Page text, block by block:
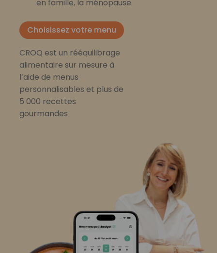
en famille, la ménopause
Choisissez votre menu
CROQ est un rééquilibrage
alimentaire sur mesure à
l’aide de menus
personnalisables et plus de
5 000 recettes
gourmandes